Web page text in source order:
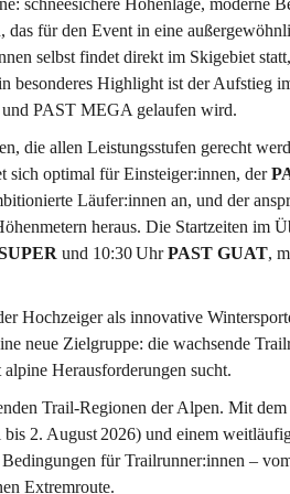
schneesichere Höhenlage, moderne
für den Event in eine
selbst findet direkt im Skigebiet
besonderes Highlight ist der Aufstieg
PAST MEGA gelaufen wird.
die allen Leistungsstufen gerecht
sich optimal für Einsteiger:innen, der
Läufer:innen an, und der
heraus. Die Startzeiten im
und 10:30 UhrPAST GUAT,
Hochzeiger als innovative
neue Zielgruppe: die wachsende
Herausforderungen sucht.
Trail-Regionen der Alpen. Mit
2. August 2026) und einem
für Trailrunner:innen –
Extremroute.